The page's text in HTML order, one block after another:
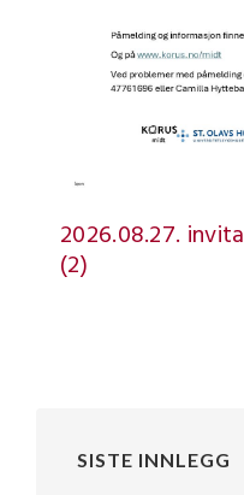
2026.08.27.
(2)
SISTE INNLEGG